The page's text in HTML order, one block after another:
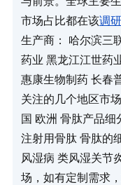
市场占比都在该调
生产商： 哈尔滨三
药业 黑龙江江世药
惠康生物制药 长春
关注的几个地区市
国 欧洲 骨肽产品细
注射用骨肽 骨肽的
风湿病 类风湿关节
场，如有定制需求